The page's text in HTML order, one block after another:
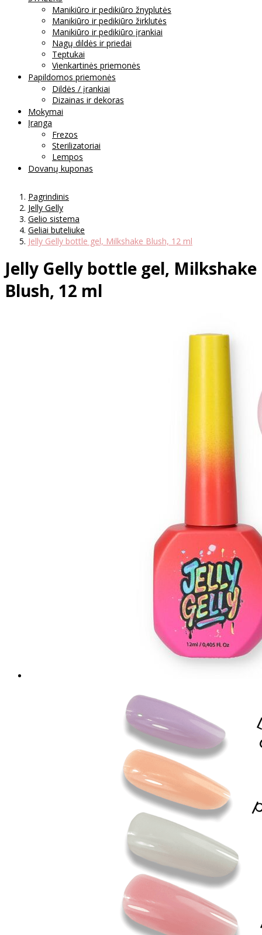
Manikiūro ir pedikiūro žnyplutės
Manikiūro ir pedikiūro žirklutės
Manikiūro ir pedikiūro įrankiai
Nagų dildės ir priedai
Teptukai
Vienkartinės priemonės
Papildomos priemonės
Dildės / įrankiai
Dizainas ir dekoras
Mokymai
Įranga
Frezos
Sterilizatoriai
Lempos
Dovanų kuponas
Pagrindinis
Jelly Gelly
Gelio sistema
Geliai buteliuke
Jelly Gelly bottle gel, Milkshake Blush, 12 ml
Jelly Gelly bottle gel, Milkshake
Blush, 12 ml